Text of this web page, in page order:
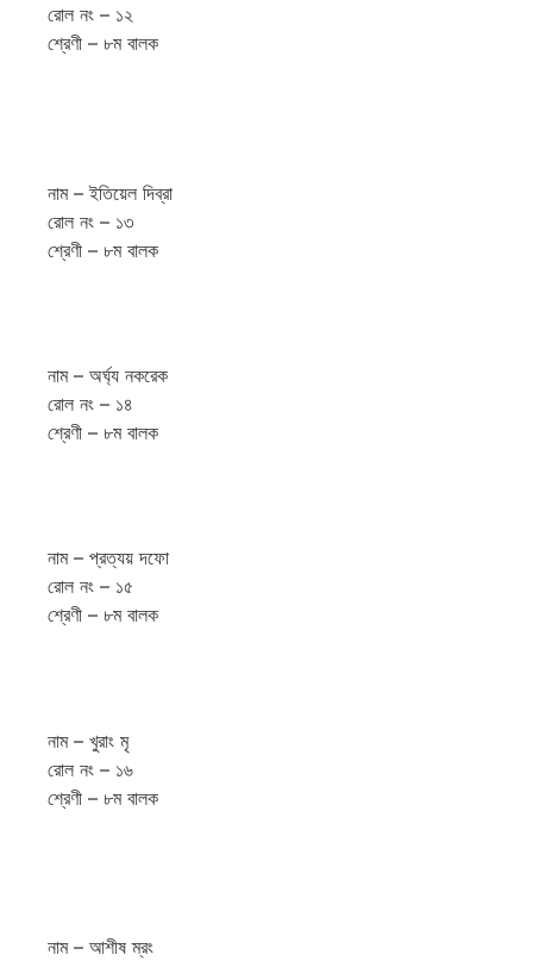
রোল নং – ১২
শ্রেণী – ৮ম বালক
নাম – ইতিয়েল দিব্রা
রোল নং – ১৩
শ্রেণী – ৮ম বালক
নাম – অর্ঘ্য নকরেক
রোল নং – ১৪
শ্রেণী – ৮ম বালক
নাম – প্রত্যয় দফো
রোল নং – ১৫
শ্রেণী – ৮ম বালক
নাম – খুরাং মৃ
রোল নং – ১৬
শ্রেণী – ৮ম বালক
নাম – আশীষ ম্রং